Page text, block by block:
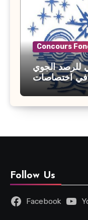
Concours
للرصد الجوي
في اختصاصات
Follow Us
Facebook